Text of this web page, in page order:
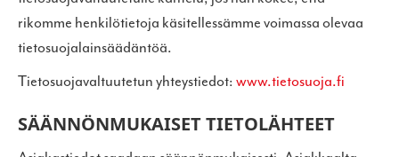
rikomme henkilötietoja käsitellessämme voimassa olevaa
tietosuojalainsäädäntöä.
Tietosuojavaltuutetun yhteystiedot: www.tietosuoja.fi
SÄÄNNÖNMUKAISET TIETOLÄHTEET